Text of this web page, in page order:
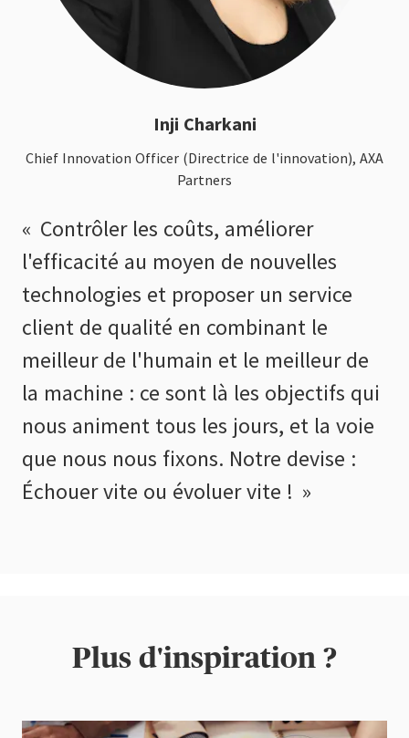
Inji Charkani
Chief Innovation Officer (Directrice de l'innovation), AXA
Partners
Contrôler les coûts, améliorer
l'efficacité au moyen de nouvelles
technologies et proposer un service
client de qualité en combinant le
meilleur de l'humain et le meilleur de
la machine : ce sont là les objectifs qui
nous animent tous les jours, et la voie
que nous nous fixons. Notre devise :
Échouer vite ou évoluer vite !
Plus d'inspiration ?